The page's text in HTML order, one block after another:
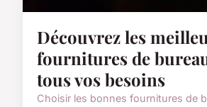
Découvrez les
fournitures de
tous vos besoins
Choisir les bonnes fournitures de